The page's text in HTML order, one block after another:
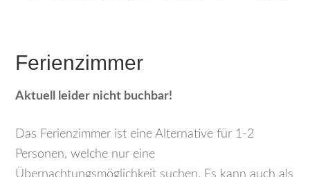
Ferienzimmer
Aktuell leider nicht buchbar!
Das Ferienzimmer ist eine Alternative für 1-2
Personen, welche nur eine
Übernachtungsmöglichkeit suchen. Es kann auch als